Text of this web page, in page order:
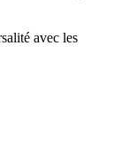
avec les